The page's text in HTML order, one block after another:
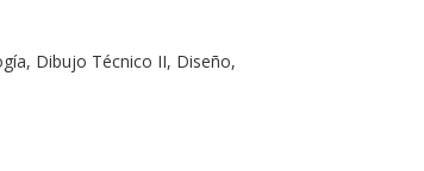
Dibujo Técnico II, Diseño,